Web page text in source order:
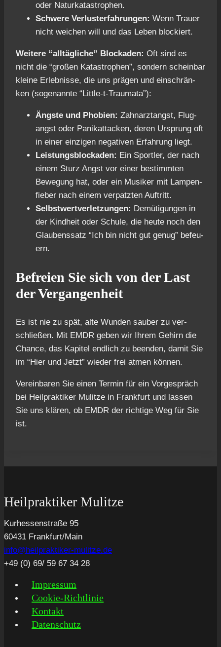
oder Natur­ka­ta­stro­phen.
Schwe­re Ver­lust­er­fah­run­gen: Wenn Trau­er
nicht wei­chen will und das Leben blo­ckiert.
Wei­te­re “all­täg­li­che” Blo­cka­den: Oft sind es
nicht die “gro­ßen Kata­stro­phen”, son­dern schein­bar
klei­ne Erleb­nis­se, die uns prä­gen und ein­schrän­
ken (soge­nann­te “Litt­le-t-Trau­ma­ta”):
Ängs­te und Pho­bien: Zahn­arz­tangst, Flug­
angst oder Panik­at­ta­cken, deren Ursprung oft
in einer ein­zi­gen nega­ti­ven Erfah­rung liegt.
Leis­tungs­blo­cka­den: Ein Sport­ler, der nach
einem Sturz Angst vor einer bestimm­ten
Bewe­gung hat, oder ein Musi­ker mit Lam­pen­
fie­ber nach einem ver­patz­ten Auf­tritt.
Selbst­wert­ver­let­zun­gen: Demü­ti­gun­gen in
der Kind­heit oder Schu­le, die heu­te noch den
Glau­bens­satz “Ich bin nicht gut genug” befeu­
ern.
Befrei­en Sie sich von der Last
der Ver­gan­gen­heit
Es ist nie zu spät, alte Wun­den sau­ber zu ver­
schlie­ßen. Mit EMDR geben wir Ihrem Gehirn die
Chan­ce, das Kapi­tel end­lich zu been­den, damit Sie
im “Hier und Jetzt” wie­der frei atmen kön­nen.
Ver­ein­ba­ren Sie einen Ter­min für ein Vor­ge­spräch
bei Heil­prak­ti­ker Mulit­ze in Frank­furt und las­sen
Sie uns klä­ren, ob EMDR der rich­ti­ge Weg für Sie
ist.
Heilpraktiker Mulitze
Kurhessenstraße 95
60431 Frankfurt/Main
info@heilpraktiker-mulitze.de
+49 (0) 69/ 59 67 34 28
Impres­sum
Coo­kie-Rich­t­­li­­nie
Kon­takt
Daten­schutz